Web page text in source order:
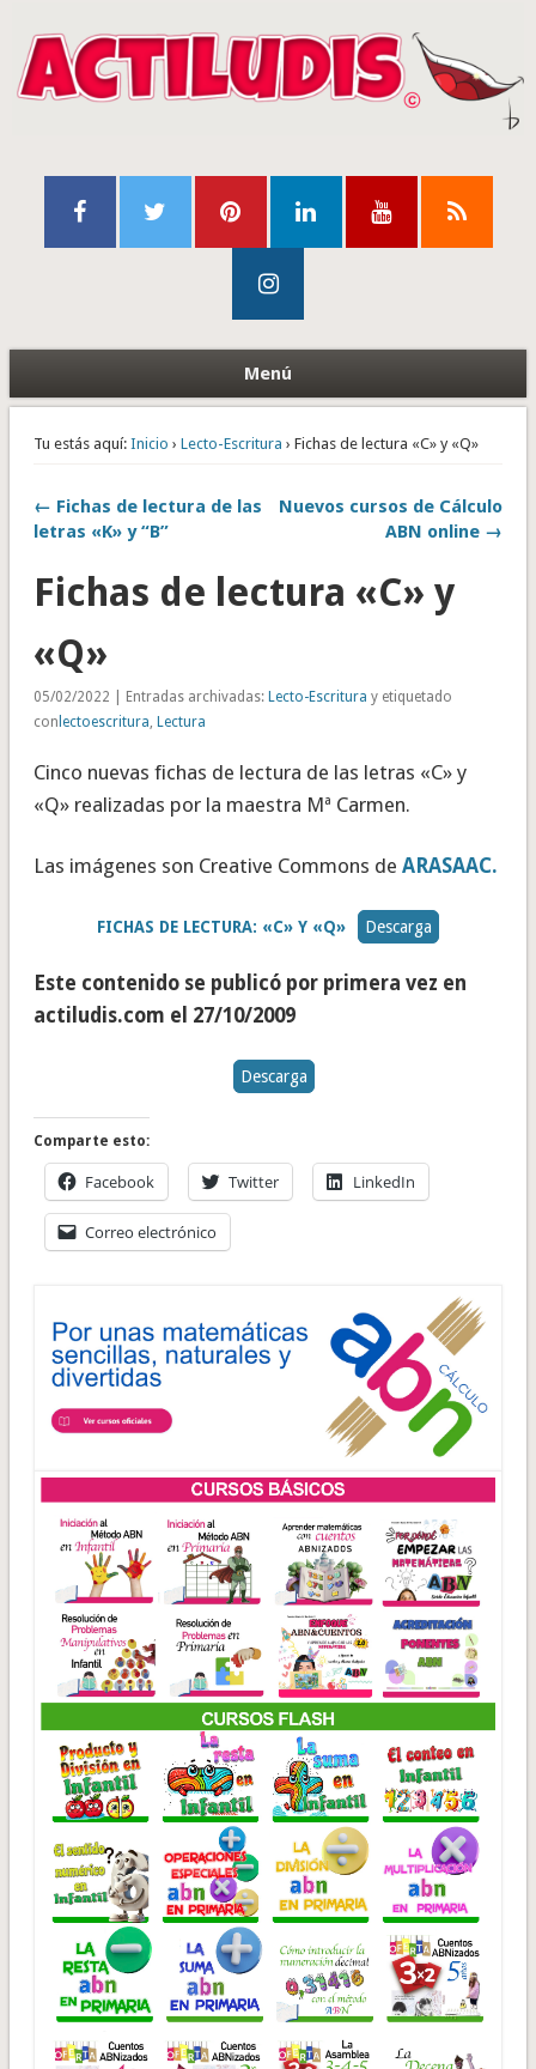
Menú
Tu estás aquí: Inicio › Lecto-Escritura › Fichas de lectura «C» y «Q»
← Fichas de lectura de las
letras «K» y “B”
Nuevos cursos de Cálculo
ABN online →
Fichas de lectura «C» y
«Q»
05/02/2022 | Entradas archivadas: Lecto-Escritura y etiquetado
con lectoescritura, Lectura
Cinco nuevas fichas de lectura de las letras «C» y
«Q» realizadas por la maestra Mª Carmen.
Las imágenes son Creative Commons de ARASAAC.
FICHAS DE LECTURA: «C» Y «Q» Descarga
Este contenido se publicó por primera vez en
actiludis.com el 27/10/2009
Descarga
Comparte esto:
Facebook Twitter LinkedIn
Correo electrónico